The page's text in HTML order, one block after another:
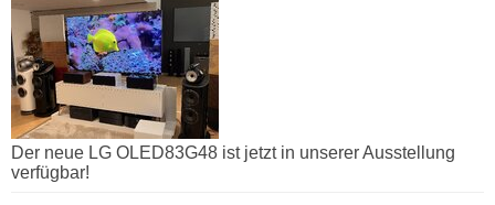
Der neue LG OLED83G48 ist jetzt in unserer Ausstellung
verfügbar!